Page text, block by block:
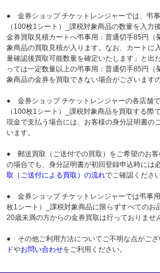
● 金券ショップ チケットレンジャーでは、弔事
（100枚1シート）_課税対象商品の数量を入力
金券買取見積カートへ弔事用：普通切手85円（
象商品の買取見積が入ります。なお、カート
量確認後買取可能数量を確定いたします」と出
っては一定数量以上の弔事用：普通切手85円
象商品の金券を買取できない場合がございます
● 金券ショップ チケットレンジャーの各店舗
（100枚1シート）_課税対象商品を買取する際
現金で支払う場合には、お客様の身分証明書の
います。
● 郵送買取（ご送付での買取）をご希望のお
の場合でも、身分証明書が初回登録申込時には
取（ご送付による買取）の流れでご確認ください
● 金券ショップ チケットレンジャーでは弔事
枚1シート）_課税対象商品に限らずすべてのお
20歳未満の方からの金券買取は行っておりませ
● その他ご利用方法についてご不明な点がござ
ドやお問い合わせをご利用ください。